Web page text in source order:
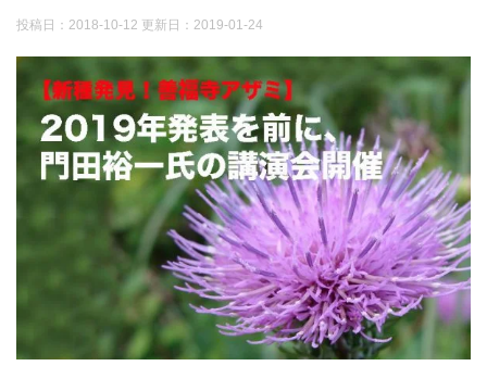
投稿日：2018-10-12 更新日： 2019-01-24